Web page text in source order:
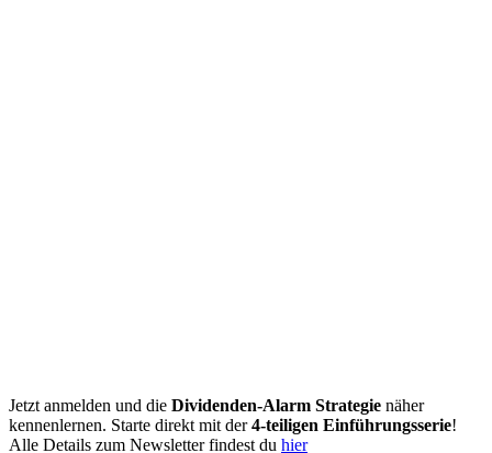
Jetzt anmelden und die Dividenden-Alarm Strategie näher
kennenlernen. Starte direkt mit der4-teiligen Einführungsserie!
Alle Details zum Newsletter findest du hier